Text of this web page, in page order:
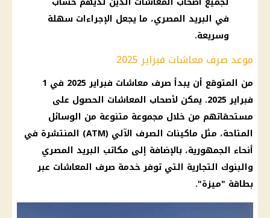
في البريد المصري، ما يجعل الإجراءات سهلة
وسريعة.
موعد صرف معاشات فبراير 2025
من المتوقع أن يبدأ صرف معاشات
فبراير 2025 في 1
فبراير 2025. يمكن لأصحاب
المعاشات الحصول على
مستحقاتهم من خلال مجموعة متنوعة من الوسائل
المتاحة، مثل ماكينات الصرف
الآلي (ATM) المنتشرة في
أنحاء الجمهورية، بالإضافة إلى مكاتب البريد المصري
والبنوك التجارية التي توفر خدمة صرف المعاشات عبر
بطاقة "ميزة".